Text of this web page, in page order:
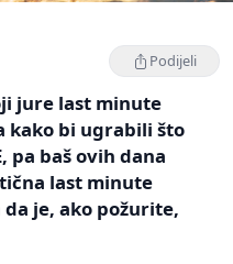
Podijeli
jure last minute
kako bi ugrabili što
pa baš ovih dana
last minute
je, ako požurite,